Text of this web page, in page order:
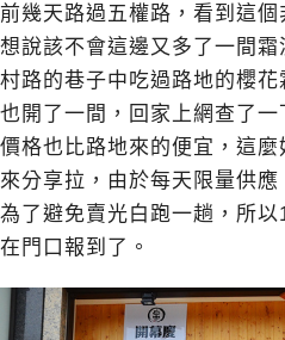
前幾天路過五權路，看到這個
想說該不會這邊又多了一間
村路的巷子中吃過路地的櫻花
也開了一間，回家上網查了一
價格也比路地來的便宜，這
來分享拉，由於每天限量供應
為了避免賣光白跑一趟，所
在門口報到了。